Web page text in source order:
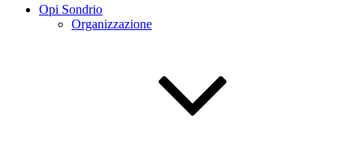
Opi Sondrio
Organizzazione